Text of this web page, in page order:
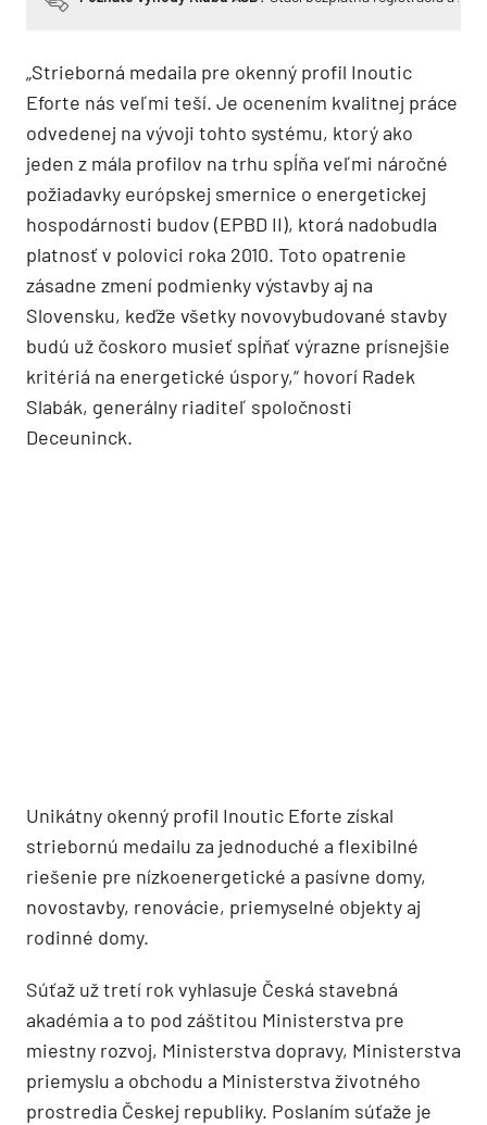
„Strieborná medaila pre okenný profil Inoutic
Eforte nás veľmi teší. Je ocenením kvalitnej práce
odvedenej na vývoji tohto systému, ktorý ako
jeden z mála profilov na trhu spĺňa veľmi náročné
požiadavky európskej smernice o energetickej
hospodárnosti budov (EPBD II), ktorá nadobudla
platnosť v polovici roka 2010. Toto opatrenie
zásadne zmení podmienky výstavby aj na
Slovensku, keďže všetky novovybudované stavby
budú už čoskoro musieť spĺňať výrazne prísnejšie
kritériá na energetické úspory,“ hovorí Radek
Slabák, generálny riaditeľ spoločnosti
Deceuninck.
Unikátny okenný profil Inoutic Eforte získal
striebornú medailu za jednoduché a flexibilné
riešenie pre nízkoenergetické a pasívne domy,
novostavby, renovácie, priemyselné objekty aj
rodinné domy.
Súťaž už tretí rok vyhlasuje Česká stavebná
akadémia a to pod záštitou Ministerstva pre
miestny rozvoj, Ministerstva dopravy, Ministerstva
priemyslu a obchodu a Ministerstva životného
prostredia Českej republiky. Poslaním súťaže je